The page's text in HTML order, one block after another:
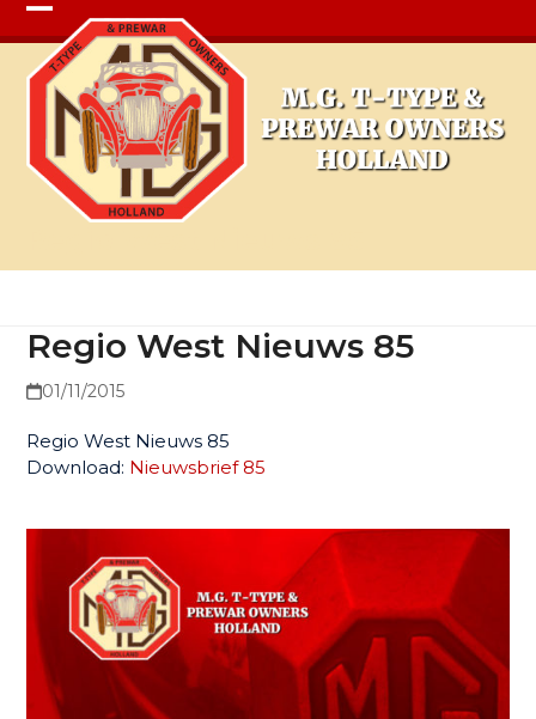
Open
mobile
menu
Close
mobile
menu
Regio West Nieuws 85
01/11/2015
Regio West Nieuws 85
Download: Nieuwsbrief 85